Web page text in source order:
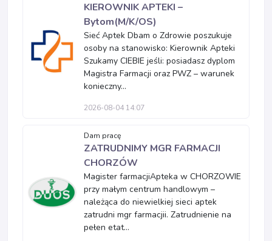
KIEROWNIK APTEKI –
Bytom(M/K/OS)
Sieć Aptek Dbam o Zdrowie poszukuje
osoby na stanowisko: Kierownik Apteki
Szukamy CIEBIE jeśli: posiadasz dyplom
Magistra Farmacji oraz PWZ – warunek
konieczny...
2026-08-04 14:07
Dam pracę
ZATRUDNIMY MGR FARMACJI
CHORZÓW
Magister farmacjiApteka w CHORZOWIE
przy małym centrum handlowym –
należąca do niewielkiej sieci aptek
zatrudni mgr farmacjii. Zatrudnienie na
pełen etat...